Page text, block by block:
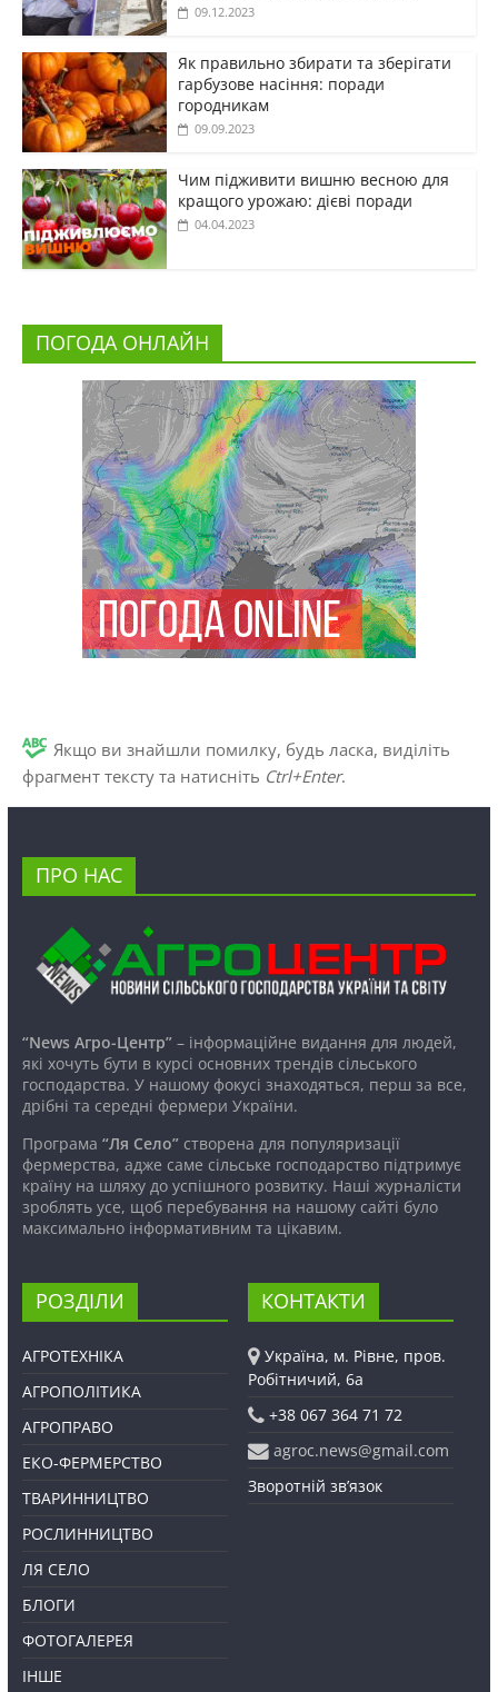
09.12.2023
Як правильно збирати та зберігати
гарбузове насіння: поради
городникам
09.09.2023
Чим підживити вишню весною для
кращого урожаю: дієві поради
04.04.2023
ПОГОДА ОНЛАЙН
Якщо ви знайшли помилку, будь ласка, виділіть
фрагмент тексту та натисніть Ctrl+Enter.
ПРО НАС
“News Агро-Центр”– інформаційне видання для людей,
які хочуть бути в курсі основних трендів сільського
господарства. У нашому фокусі знаходяться, перш за все,
дрібні та середні фермери України.
Програма “Ля Село”створена для популяризації
фермерства, адже саме сільське господарство підтримує
країну на шляху до успішного розвитку. Наші журналісти
зроблять усе, щоб перебування на нашому сайті було
максимально інформативним та цікавим.
РОЗДІЛИ
АГРОТЕХНІКА
АГРОПОЛІТИКА
АГРОПРАВО
ЕКО-ФЕРМЕРСТВО
ТВАРИННИЦТВО
РОСЛИННИЦТВО
ЛЯ СЕЛО
БЛОГИ
ФОТОГАЛЕРЕЯ
ІНШЕ
КОНТАКТИ
Україна, м. Рівне, пров.
Робітничий, 6а
+38 067 364 71 72
agroc.news@gmail.com
Зворотній зв’язок